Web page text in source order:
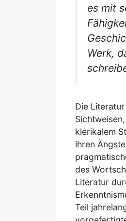
es mit
Werk,
Die
klerikalem
ihren
des
Literatur
Teil